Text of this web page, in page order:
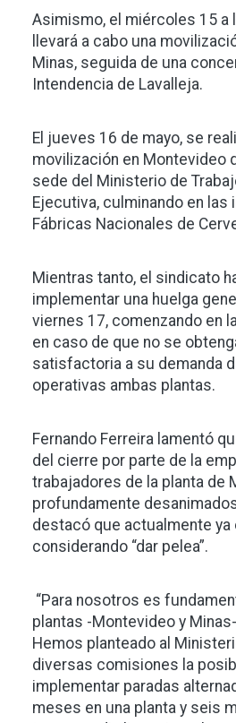
Asimismo, el miércoles 15 a
llevará a cabo una
Minas, seguida de una
Intendencia de Lavalleja.
El jueves 16 de mayo, se
movilización en Montevideo
sede del Ministerio de
Ejecutiva, culminando en las
Fábricas Nacionales de
Mientras tanto, el sindicato
implementar una huelga
viernes 17, comenzando en
en caso de que no se
satisfactoria a su demanda
operativas ambas plantas.
Fernando Ferreira lamentó
del cierre por parte de la
trabajadores de la planta de
profundamente
destacó que actualmente ya
considerando “dar pelea”.
“Para nosotros es
plantas -Montevideo y
Hemos planteado al
diversas comisiones la
implementar paradas
meses en una planta y seis